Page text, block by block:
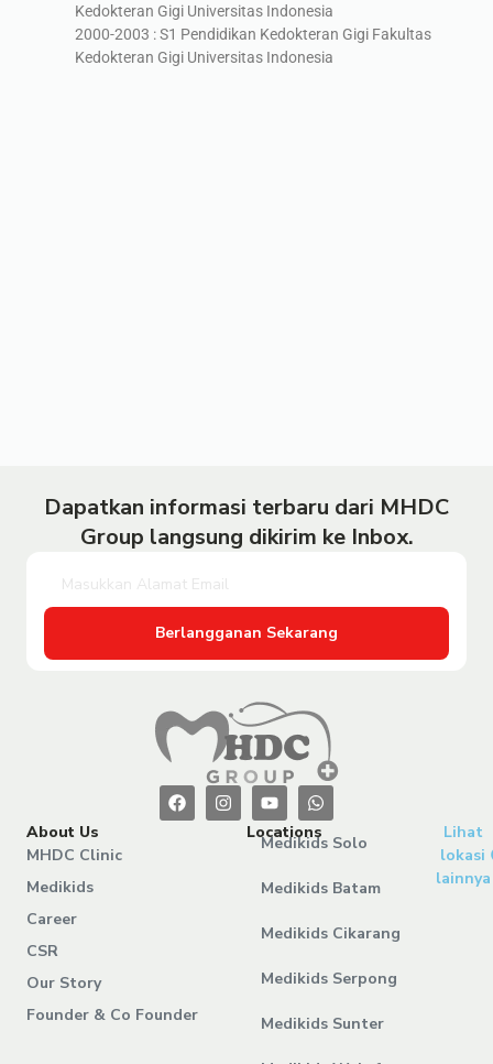
Kedokteran Gigi Universitas Indonesia
2000-2003 : S1 Pendidikan Kedokteran Gigi Fakultas
Kedokteran Gigi Universitas Indonesia
Dapatkan informasi terbaru dari MHDC
Group langsung dikirim ke Inbox.
Berlangganan Sekarang
About Us
MHDC Clinic
Medikids
Career
CSR
Our Story
Founder & Co Founder
Locations
Medikids Solo
Medikids Batam
Medikids Cikarang
Medikids Serpong
Medikids Sunter
Lihat
lokasi
lainnya